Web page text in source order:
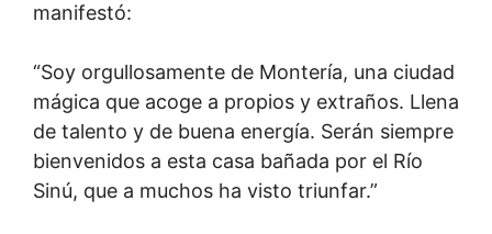
manifestó:
“Soy orgullosamente de Montería, una ciudad
mágica que acoge a propios y extraños. Llena
de talento y de buena energía. Serán siempre
bienvenidos a esta casa bañada por el Río
Sinú, que a muchos ha visto triunfar.”